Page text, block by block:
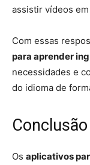
assistir vídeos
Com essas
para aprender
necessidades e
do idioma de
Conclusão
Os aplicativos